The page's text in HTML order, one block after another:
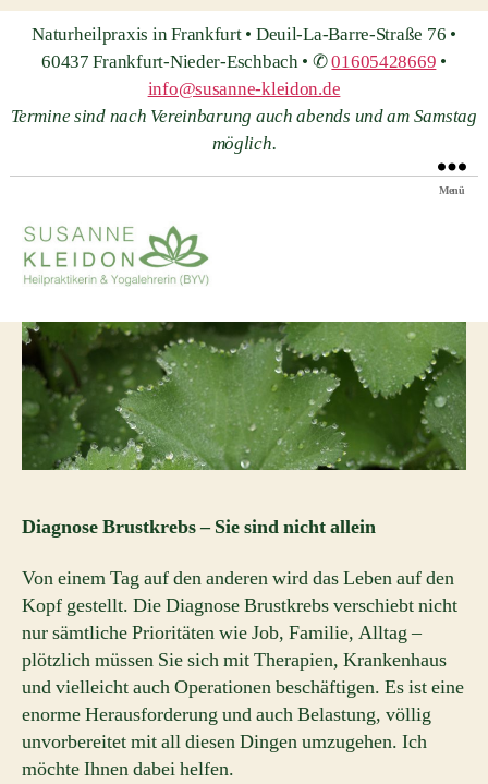
Naturheilpraxis in Frankfurt • Deuil-La-Barre-Straße 76 •
60437 Frankfurt-Nieder-Eschbach • ✆01605428669 •
info@susanne-kleidon.de
Termine sind nach Vereinbarung auch abends und am Samstag
möglich.
Susanne
Kleidon
Menü
Diagnose Brustkrebs – Sie sind nicht allein
Von einem Tag auf den anderen wird das Leben auf den
Kopf gestellt. Die Diagnose Brustkrebs verschiebt nicht
nur sämtliche Prioritäten wie Job, Familie, Alltag –
plötzlich müssen Sie sich mit Therapien, Krankenhaus
und vielleicht auch Operationen beschäftigen. Es ist eine
enorme Herausforderung und auch Belastung, völlig
unvorbereitet mit all diesen Dingen umzugehen. Ich
möchte Ihnen dabei helfen.